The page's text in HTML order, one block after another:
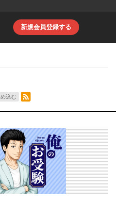
新規会員登録する
込む
RSSフィード